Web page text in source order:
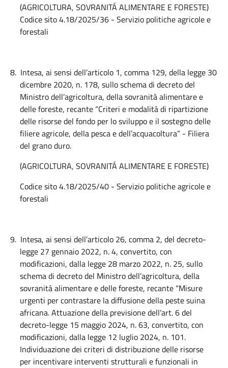
(AGRICOLTURA, SOVRANITÁ ALIMENTARE E FORESTE)
Codice sito 4.18/2025/36 - Servizio politiche agricole e
forestali
8. Intesa, ai sensi dell’articolo 1, comma 129, della legge 30
dicembre 2020, n. 178, sullo schema di decreto del
Ministro dell’agricoltura, della sovranità alimentare e
delle foreste, recante “Criteri e modalità di ripartizione
delle risorse del fondo per lo sviluppo e il sostegno delle
filiere agricole, della pesca e dell’acquacoltura” - Filiera
del grano duro.
(AGRICOLTURA, SOVRANITÁ ALIMENTARE E FORESTE)
Codice sito 4.18/2025/40 - Servizio politiche agricole e
forestali
9. Intesa, ai sensi dell’articolo 26, comma 2, del decreto-
legge 27 gennaio 2022, n. 4, convertito, con
modificazioni, dalla legge 28 marzo 2022, n. 25, sullo
schema di decreto del Ministro dell’agricoltura, della
sovranità alimentare e delle foreste, recante “Misure
urgenti per contrastare la diffusione della peste suina
africana. Attuazione della previsione dell’art. 6 del
decreto-legge 15 maggio 2024, n. 63, convertito, con
modificazioni, dalla legge 12 luglio 2024, n. 101.
Individuazione dei criteri di distribuzione delle risorse
per incentivare interventi strutturali e funzionali in